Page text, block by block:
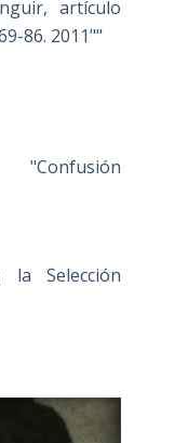
artículo
86. 2011""
"Confusión
Selección